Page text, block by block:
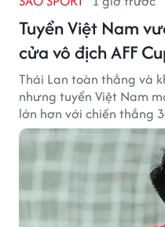
Tuyển Việt Nam
cửa vô địch AFF
Thái Lan toàn thắng và
nhưng tuyển Việt Nam
lớn hơn với chiến thắng